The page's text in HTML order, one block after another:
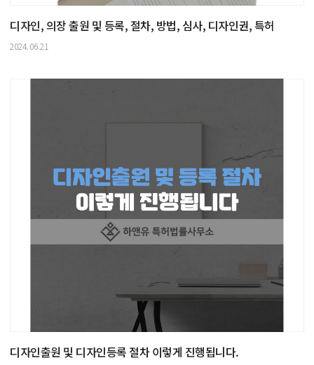
디자인, 의장 출원 및 등록, 절차, 방법, 심사, 디자인권, 특허
2024.06.21
디자인출원 및 디자인등록 절차 이렇게 진행됩니다.